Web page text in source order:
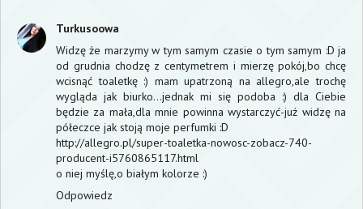
Turkusoowa
Widzę że marzymy w tym samym czasie o tym samym :D ja
od grudnia chodzę z centymetrem i mierzę pokój,bo chcę
wcisnąć toaletkę :) mam upatrzoną na allegro,ale trochę
wygląda jak biurko...jednak mi się podoba :) dla Ciebie
będzie za mała,dla mnie powinna wystarczyć-już widzę na
półeczce jak stoją moje perfumki :D
http://allegro.pl/super-toaletka-nowosc-zobacz-740-
producent-i5760865117.html
o niej myślę,o białym kolorze :)
Odpowiedz